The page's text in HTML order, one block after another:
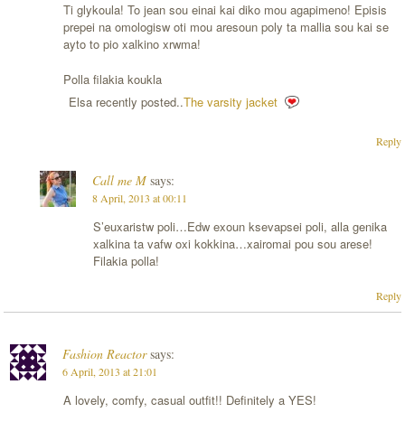
Ti glykoula! To jean sou einai kai diko mou agapimeno! Episis
prepei na omologisw oti mou aresoun poly ta mallia sou kai se
ayto to pio xalkino xrwma!
Polla filakia koukla
Elsa recently posted..The varsity jacket
Reply
Call me M says:
8 April, 2013 at 00:11
S’euxaristw poli…Edw exoun ksevapsei poli, alla genika
xalkina ta vafw oxi kokkina…xairomai pou sou arese!
Filakia polla!
Reply
Fashion Reactor says:
6 April, 2013 at 21:01
A lovely, comfy, casual outfit!! Definitely a YES!